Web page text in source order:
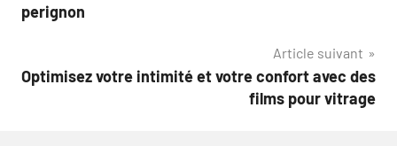
l’article
perignon
Article suivant
Optimisez votre intimité et votre confort avec des
films pour vitrage